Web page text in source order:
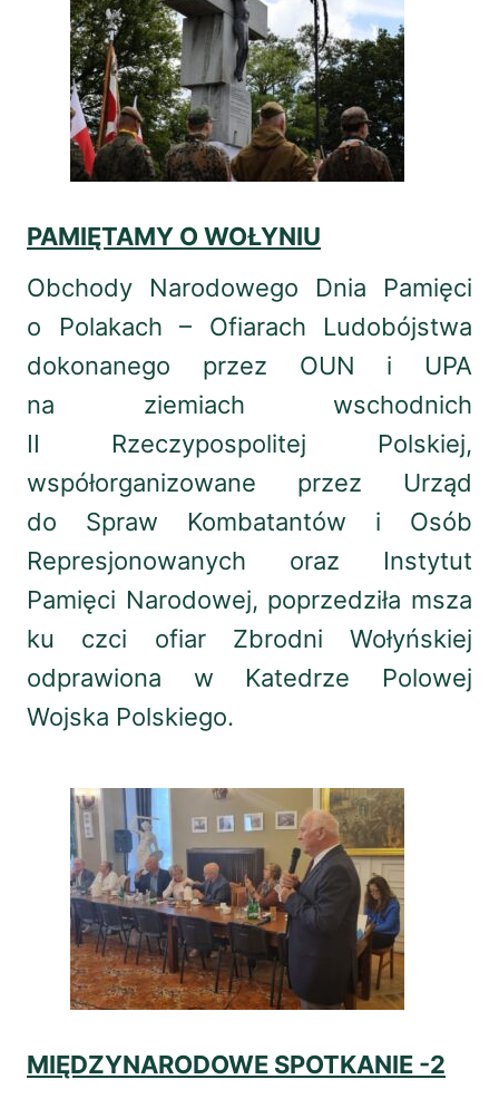
PAMIĘTAMY O WOŁYNIU
Obchody Narodowego Dnia Pamięci
o Polakach – Ofiarach Ludobójstwa
dokonanego przez OUN i UPA
na ziemiach wschodnich
II Rzeczypospolitej Polskiej,
współorganizowane przez Urząd
do Spraw Kombatantów i Osób
Represjonowanych oraz Instytut
Pamięci Narodowej, poprzedziła msza
ku czci ofiar Zbrodni Wołyńskiej
odprawiona w Katedrze Polowej
Wojska Polskiego.
MIĘDZYNARODOWE SPOTKANIE -2